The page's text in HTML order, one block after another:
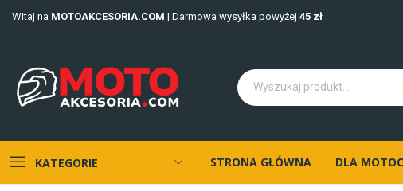
Witaj na MOTOAKCESORIA.COM | Darmowa wysyłka powyżej 45 zł
KATEGORIE STRONA GŁÓWNA DLA